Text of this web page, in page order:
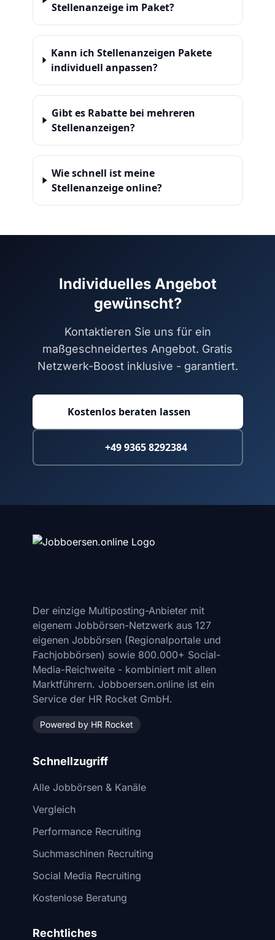
Stellenanzeige im Paket?
Kann ich Stellenanzeigen Pakete
individuell anpassen?
Gibt es Rabatte bei mehreren
Stellenanzeigen?
Wie schnell ist meine
Stellenanzeige online?
Individuelles Angebot
gewünscht?
Kontaktieren Sie uns für ein
maßgeschneidertes Angebot. Gratis
Netzwerk-Boost inklusive - garantiert.
Kostenlos beraten lassen
+49 9365 8292384
Der einzige Multiposting-Anbieter mit
eigenem Jobbörsen-Netzwerk aus 127
eigenen Jobbörsen (Regionalportale und
Fachjobbörsen) sowie 800.000+ Social-
Media-Reichweite - kombiniert mit allen
Marktführern. Jobboersen.online ist ein
Service der HR Rocket GmbH.
Powered by HR Rocket
Schnellzugriff
Alle Jobbörsen & Kanäle
Vergleich
Performance Recruiting
Suchmaschinen Recruiting
Social Media Recruiting
Kostenlose Beratung
Rechtliches